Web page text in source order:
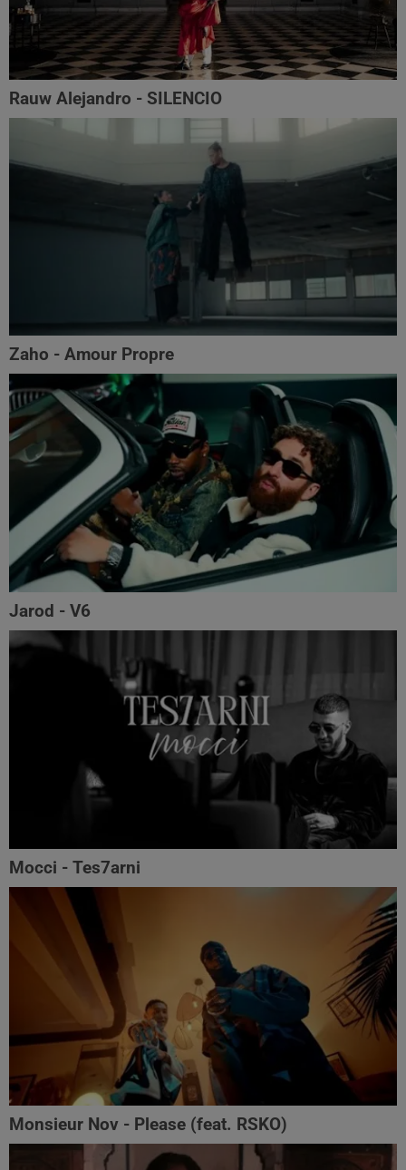
Rauw Alejandro - SILENCIO
Zaho - Amour Propre
Jarod - V6
Mocci - Tes7arni
Monsieur Nov‬ - Please (feat. RSKO)